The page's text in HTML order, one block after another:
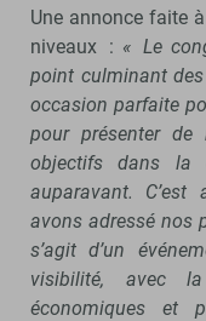
Une annonce faite
niveaux : « Le
point culminant
occasion parfaite
pour présenter de
objectifs dans
auparavant.
avons adressé nos
s’agit d’un
visibilité, avec
économiques et